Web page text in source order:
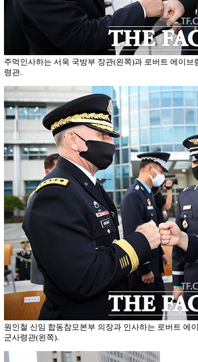
주먹인사하는 서욱 국방부 장관(왼쪽)과 로버트 에이
령관.
원인철 신임 합동참모본부 의장과 인사하는 로버트 에
군사령관(왼쪽).